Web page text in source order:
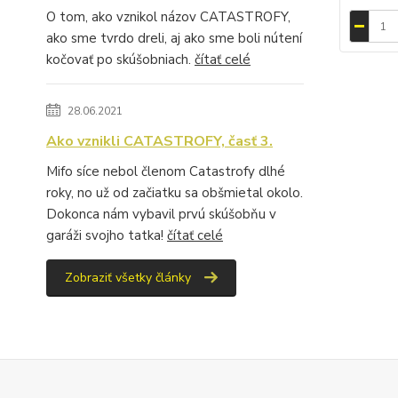
O tom, ako vznikol názov CATASTROFY,
ako sme tvrdo dreli, aj ako sme boli nútení
kočovať po skúšobniach. čítať celé
28.06.2021
Ako vznikli CATASTROFY, časť 3.
Mifo síce nebol členom Catastrofy dlhé
roky, no už od začiatku sa obšmietal okolo.
Dokonca nám vybavil prvú skúšobňu v
garáži svojho tatka! čítať celé
Zobraziť všetky články